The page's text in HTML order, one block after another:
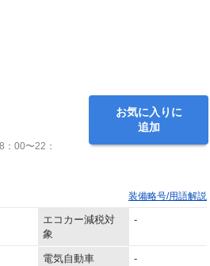
00〜22：
お気に入りに
追加
装備略号/用語解説
エコカー減税対
象
-
電気自動車
-